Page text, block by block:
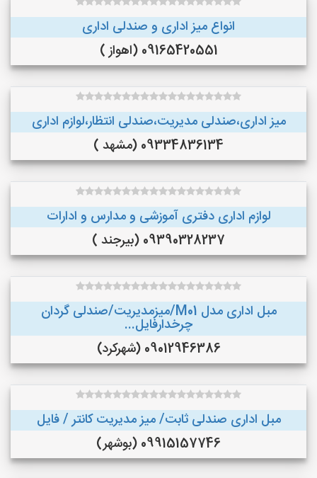
انواع میز اداری و صندلی اداری
09165420551 (اهواز )
میز اداری،صندلی مدیریت،صندلی انتظار،لوازم اداری
09334836134 (مشهد )
لوازم اداری دفتری آموزشی و مدارس و ادارات
09390328237 (بیرجند )
مبل اداری مدل M01/میزمدیریت/صندلی گردان
چرخدارفایل...
09012946386 (شهرکرد)
مبل اداری صندلی ثابت/ میز مدیریت کانتر / فایل
09915157746 (بوشهر)